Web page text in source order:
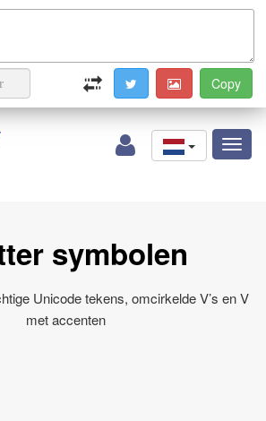
symbolen
Unicode tekens, omcirkelde V’s en V
met accenten